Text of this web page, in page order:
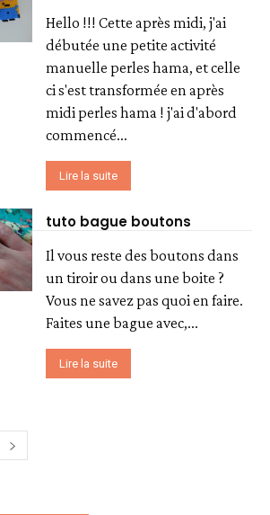
Hello !!! Cette après midi, j'ai
débutée une petite activité
manuelle perles hama, et celle
ci s'est transformée en après
midi perles hama ! j'ai d'abord
commencé...
Lire la suite
tuto bague boutons
Il vous reste des boutons dans
un tiroir ou dans une boite ?
Vous ne savez pas quoi en faire.
Faites une bague avec,...
Lire la suite